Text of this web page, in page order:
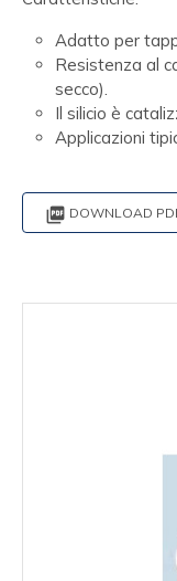
Adatto per
Resistenza al
secco).
Il silicio è
Applicazioni
 DOWNLOAD